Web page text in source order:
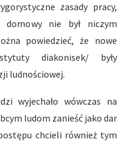
zasady pracy,
domowy nie był niczym
powiedzieć, że nowe
diakonisek/ były
ludnościowej.
wyjechało wówczas na
ludom zanieść jako dar
chcieli również tym